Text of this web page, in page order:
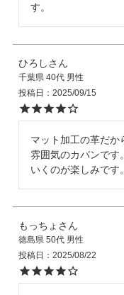
す。
ひろし
千葉県 40代 男性
投稿日
2025/09/15
マット加工の革だか
雰囲気のカバンです
いくのが楽しみです。
もっちょ
徳島県 50代 男性
投稿日
2025/08/22